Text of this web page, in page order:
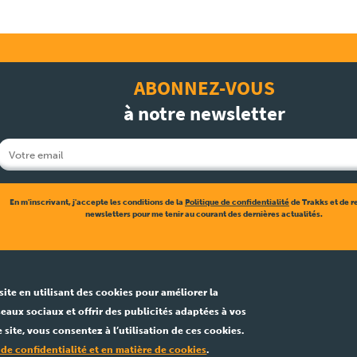
ABONNEZ-VOUS
à notre newsletter
En m'inscrivant, j'accepte les conditions de la Politique de confidentialitéde Trakks et de
newsletters pour me tenir au courant des dernières actualités.
en utilisant des cookies pour améliorer la
sociaux et offrir des publicités adaptées à vos
vous consentez à l’utilisation de ces cookies.
confidentialité et en matière de cookies.